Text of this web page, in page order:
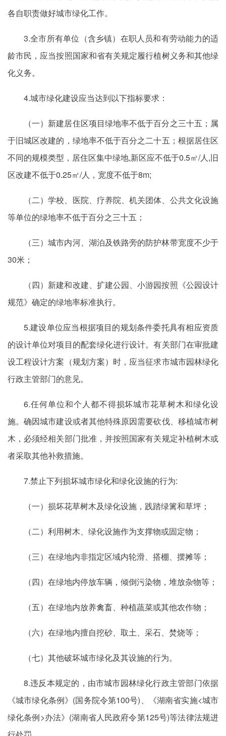
各自职责做好城市绿化工作。
3.全市所有单位（含乡镇）在职人员和有劳动能力的适
龄市民，应当按照国家和省有关规定履行植树义务和其他绿
化义务。
4.城市绿化建设应当达到以下指标要求：
（一）新建居住区项目绿地率不低于百分之三十五；属
于旧城区改建的，绿地率不低于百分之二十五；根据居住区
不同的规模类型，居住区集中绿地,新区应不低于0.5㎡/人,旧
区改建不低于0.25㎡/人，宽度不低于8m;
（二）学校、医院、疗养院、机关团体、公共文化设施
等单位的绿地率不低于百分之三十五；
（三）城市内河、湖泊及铁路旁的防护林带宽度不少于
30米；
（四）新建和改建、扩建公园、小游园按照《公园设计
规范》确定的绿地率标准执行。
5.建设单位应当根据项目的规划条件委托具有相应资质
的设计单位对项目的配套绿化进行设计。有关部门在审批建
设工程设计方案（规划方案）时，应当征求市城市园林绿化
行政主管部门的意见。
6.任何单位和个人都不得损坏城市花草树木和绿化设
施。确因城市建设或者其他特殊原因需要砍伐、移植城市树
木，必须经相关部门批准，并按照国家有关规定补植树木或
者采取其他补救措施。
7.禁止下列损坏城市绿化和绿化设施的行为:
（一）损坏花草树木及绿化设施，践踏绿篱和草坪；
（二）利用树木、绿化设施作为支撑物或固定物；
（三）在绿地内非指定区域内轮滑、搭棚、摆摊等；
（四）在绿地内停放车辆，倾倒污染物，堆放杂物等；
（五）在绿地内放养禽畜、种植蔬菜或其他农作物；
（六）在绿地内擅自挖砂、取土、采石、焚烧等；
（七）其他破坏城市绿化及其设施的行为。
8.违反本规定的，由市城市园林绿化行政主管部门依据
《城市绿化条例》(国务院令第100号)、《湖南省实施<城市
绿化条例>办法》(湖南省人民政府令第125号)等法律法规进